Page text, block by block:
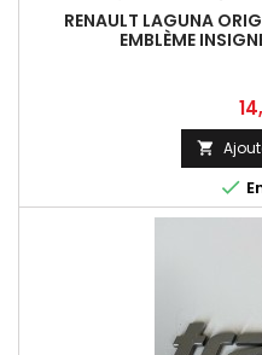
RENAULT LAGUNA
EMBLÈME

